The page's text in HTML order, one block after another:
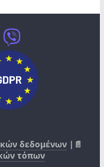
δεδομένων |📄
τόπων